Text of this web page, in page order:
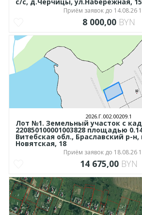
с/с, д.Черчицы, ул.Набережная,
Приём заявок до 14.08.26
8 000,00 BYN
2026.Г.002.00209.1
Лот №1. Земельный участок с
220850100001003828 площадью
Витебская обл., Браславский р-н,
Новятская, 18
Приём заявок до 18.08.26
14 675,00 BYN